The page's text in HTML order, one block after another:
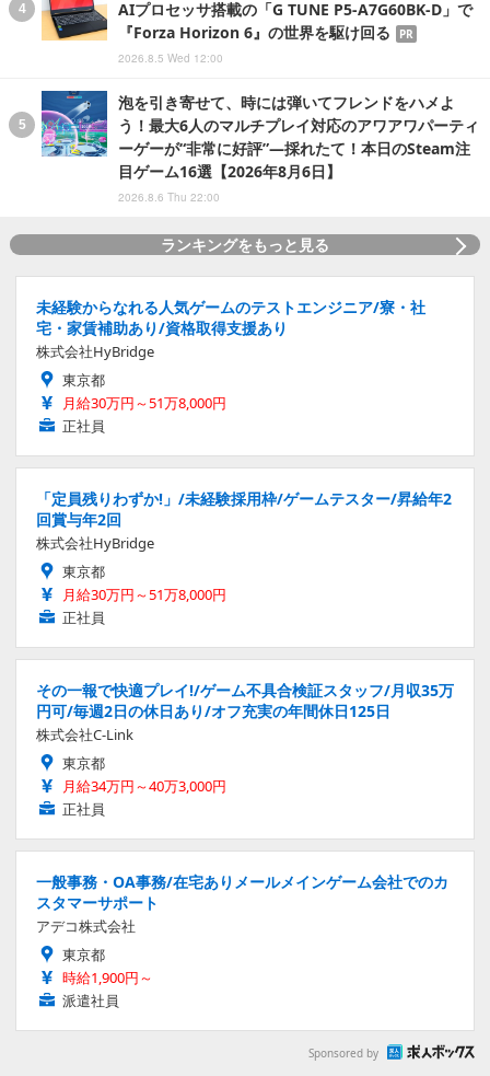
AIプロセッサ搭載の「G TUNE P5-A7G60BK-D」で
『Forza Horizon 6』の世界を駆け回る
PR
2026.8.5 Wed 12:00
泡を引き寄せて、時には弾いてフレンドをハメよ
う！最大6人のマルチプレイ対応のアワアワパーティ
ーゲーが“非常に好評”―採れたて！本日のSteam注
目ゲーム16選【2026年8月6日】
2026.8.6 Thu 22:00
ランキングをもっと見る
未経験からなれる人気ゲームのテストエンジニア/寮・社
宅・家賃補助あり/資格取得支援あり
株式会社HyBridge
東京都
月給30万円～51万8,000円
正社員
「定員残りわずか!」/未経験採用枠/ゲームテスター/昇給年2
回賞与年2回
株式会社HyBridge
東京都
月給30万円～51万8,000円
正社員
その一報で快適プレイ!/ゲーム不具合検証スタッフ/月収35万
円可/毎週2日の休日あり/オフ充実の年間休日125日
株式会社C-Link
東京都
月給34万円～40万3,000円
正社員
一般事務・OA事務/在宅ありメールメインゲーム会社でのカ
スタマーサポート
アデコ株式会社
東京都
時給1,900円～
派遣社員
Sponsored by